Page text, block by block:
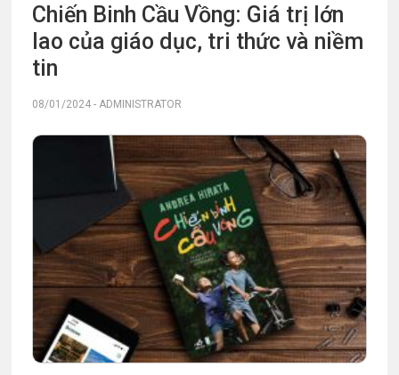
Chiến Binh Cầu Vồng: Giá trị lớn
lao của giáo dục, tri thức và niềm
tin
08/01/2024- ADMINISTRATOR